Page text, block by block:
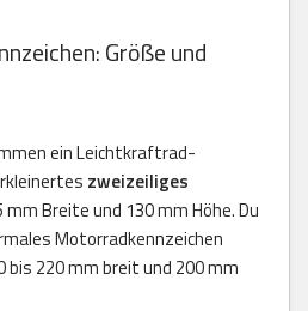
Größe und
ein Leichtkraftrad-
zweizeiliges
Breite und 130 mm Höhe. Du
Motorradkennzeichen
220 mm breit und 200 mm